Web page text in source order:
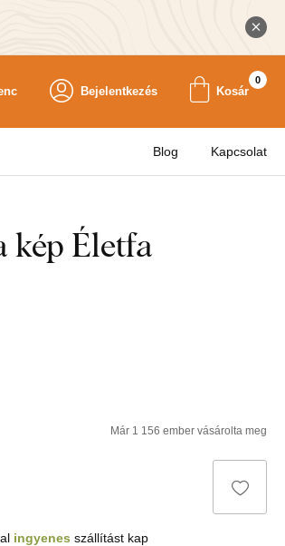
Bejelentkezés Kosár
0
Blog Kapcsolat
kép Életfa
Már 1 156 ember vásárolta meg
ingyenes szállítást kap